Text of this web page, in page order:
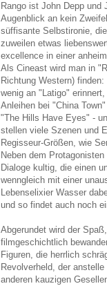
Rango ist John Depp
Augenblick an kein
süffisante Selbstironie,
zuweilen etwas
excellence in einer
Als Cineast wird man in
Richtung Western)
wenig an "Latigo"
Anleihen bei "China
"The Hills Have Eyes" -
stellen viele Szenen und
Regisseur-Größen, wie
Neben dem
Dialoge kultig, die einen
wenngleich mit einer
Lebenselixier Wasser
und so findet auch noch
Abgerundet wird der
filmgeschichtlich
Figuren, die herrlich
Revolverheld, der
anderen kauzigen